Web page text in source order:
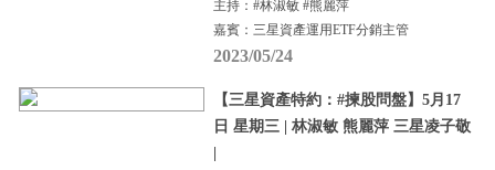
主持：#林淑敏 #熊麗萍
嘉賓：三星資產運用ETF分銷主管
2023/05/24
【三星資產特約：#揀股問盤】5月17
日 星期三 | 林淑敏 熊麗萍 三星凌子敬